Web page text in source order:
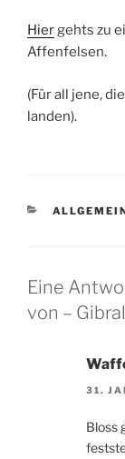
Hiergehts zu
Affenfelsen.
(Für all jene,
landen).
Eine
von –
31.
Bloss